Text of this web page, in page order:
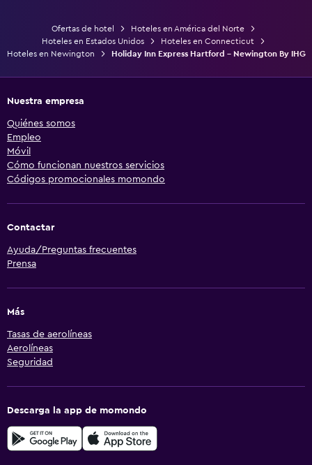
Ofertas de hotel
Hoteles en América del Norte
Hoteles en Estados Unidos
Hoteles en Connecticut
Hoteles en Newington
Holiday Inn Express Hartford - Newington By IHG
Nuestra empresa
Quiénes somos
Empleo
Móvil
Cómo funcionan nuestros servicios
Códigos promocionales momondo
Contactar
Ayuda/Preguntas frecuentes
Prensa
Más
Tasas de aerolíneas
Aerolíneas
Seguridad
Descarga la app de momondo